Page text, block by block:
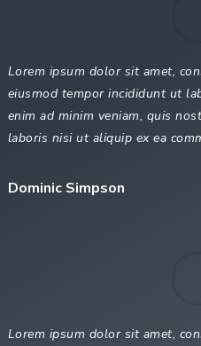
Lorem ipsum dolor sit amet,
eiusmod tempor incididunt ut
enim ad minim veniam, quis
laboris nisi ut aliquip ex ea
Dominic Simpson
Lorem ipsum dolor sit amet,